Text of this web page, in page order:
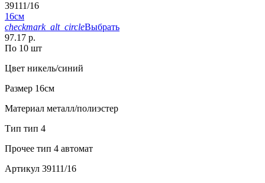
39111/16
16см
checkmark_alt_circleВыбрать
97.17 р.
По 10 шт
Цвет никель/синий
Размер 16см
Материал металл/полиэстер
Тип тип 4
Прочее тип 4 автомат
Артикул 39111/16